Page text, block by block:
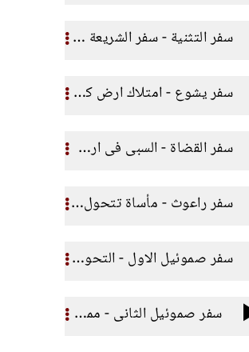
سفر التثنية - سفر الشريعة (مرفق ملف بى دى اف)
سفر يشوع - امتلاك ارض كنعان (مرفق ملف بى دى اف)
سفر القضاة - السبى فى ارض كنعان (مرفق ملف بي دي اف)
سفر راعوث - مأساة تتحول لمجد (مرفق ملف بي دي اف)
سفر صموئيل الاول - التحول من حكم الله للمملكة (مرفق ملف بى دى اف)
سفر صموئيل الثانى - مملكة داود (مرفق ملف بى دى اف)